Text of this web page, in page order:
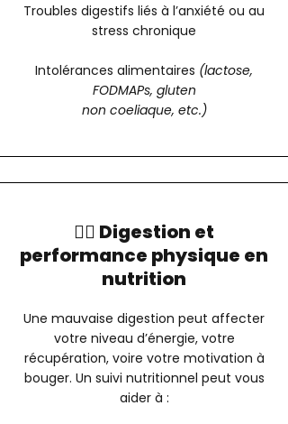
Troubles digestifs liés à l’anxiété ou au
stress chronique
Intolérances alimentaires (lactose,
FODMAPs, gluten
non coeliaque, etc.)
🏋️‍♂️ Digestion et
performance physique en
nutrition
Une mauvaise digestion peut affecter
votre niveau d’énergie, votre
récupération, voire votre motivation à
bouger. Un suivi nutritionnel peut vous
aider à :